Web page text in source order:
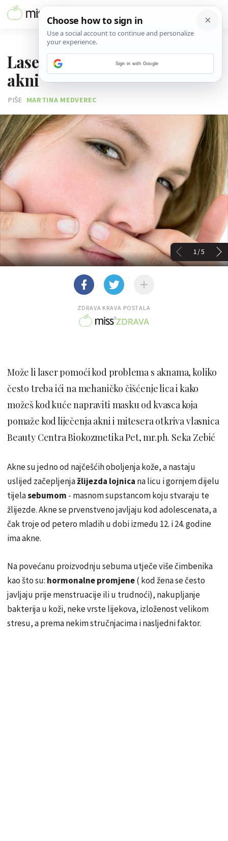
Laserom i kvascem protiv
akni
PIŠE MARTINA MEDVEREC
1/5
ZDRAVA KRAVA POSTALA
Može li laser pomoći kod problema s aknama, koliko
često treba ići na mehaničko čišćenje lica i kako
možeš kod kuće napraviti masku od kvasca koja
pomaže kod liječenja akni i mitesera otkriva vlasnica
Beauty Centra Biokozmetika Pet, mr.ph. Seka Zebić
Akne su jedno od najčešćih oboljenja kože, a nastaju
uslijed začepljenjažlijezda lojnica na licu i gornjem dijelu
tijelasebumom - masnom supstancom koju stvaraju te
žlijezde. Akne se prvenstveno javljaju kod adolescenata, a
čak troje od petero mladih u dobi između 12. i 24. godine
ima akne.
Na povećanu proizvodnju sebuma utječe više čimbenika
kao što su: hormonalne promjene( kod žena se često
javljaju prije menstruacije ili u trudnoći), nakupljanje
bakterija u koži, neke vrste lijekova, izloženost velikom
stresu, a prema nekim stručnjacima i nasljedni faktor.
Sign in with Google